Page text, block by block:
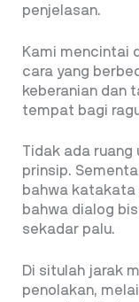
penjelasan.
Kami mencintai
cara yang
keberanian dan
tempat bagi
Tidak ada
prinsip.
bahwa katakata
bahwa dialog
sekadar palu.
Di situlah jarak
penolakan,